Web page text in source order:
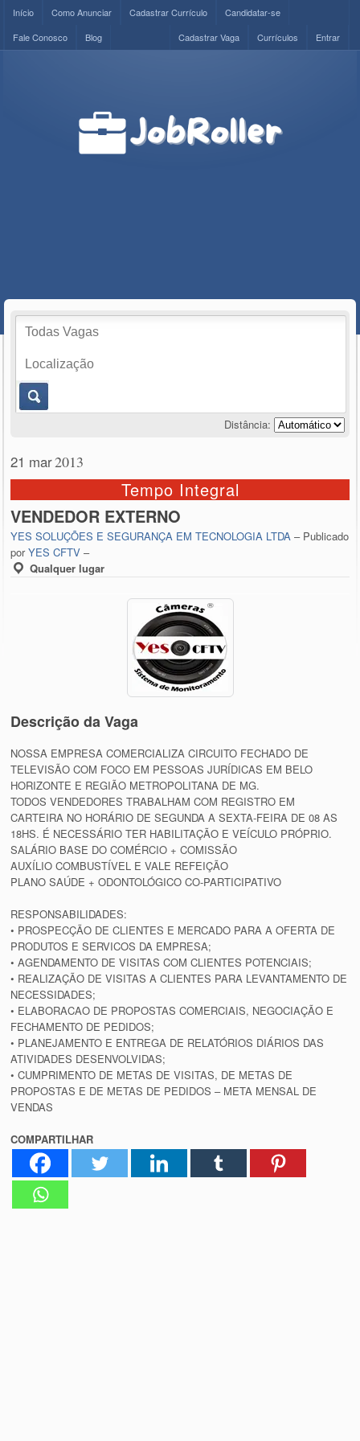
Início Como Anunciar Cadastrar Currículo
Candidatar-se
Fale Conosco
Blog Entrar
Currículos
Cadastrar Vaga
Distância:
21 mar2013
Tempo Integral
VENDEDOR EXTERNO
YES SOLUÇÕES E SEGURANÇA EM TECNOLOGIA LTDA – Publicado
porYES CFTV –
Qualquer lugar
Descrição da Vaga
NOSSA EMPRESA COMERCIALIZA CIRCUITO FECHADO DE
TELEVISÃO COM FOCO EM PESSOAS JURÍDICAS EM BELO
HORIZONTE E REGIÃO METROPOLITANA DE MG.
TODOS VENDEDORES TRABALHAM COM REGISTRO EM
CARTEIRA NO HORÁRIO DE SEGUNDA A SEXTA-FEIRA DE 08 AS
18HS. É NECESSÁRIO TER HABILITAÇÃO E VEÍCULO PRÓPRIO.
SALÁRIO BASE DO COMÉRCIO + COMISSÃO
AUXÍLIO COMBUSTÍVEL E VALE REFEIÇÃO
PLANO SAÚDE + ODONTOLÓGICO CO-PARTICIPATIVO
RESPONSABILIDADES:
• PROSPECÇÃO DE CLIENTES E MERCADO PARA A OFERTA DE
PRODUTOS E SERVICOS DA EMPRESA;
• AGENDAMENTO DE VISITAS COM CLIENTES POTENCIAIS;
• REALIZAÇÃO DE VISITAS A CLIENTES PARA LEVANTAMENTO DE
NECESSIDADES;
• ELABORACAO DE PROPOSTAS COMERCIAIS, NEGOCIAÇÃO E
FECHAMENTO DE PEDIDOS;
• PLANEJAMENTO E ENTREGA DE RELATÓRIOS DIÁRIOS DAS
ATIVIDADES DESENVOLVIDAS;
• CUMPRIMENTO DE METAS DE VISITAS, DE METAS DE
PROPOSTAS E DE METAS DE PEDIDOS – META MENSAL DE
VENDAS
COMPARTILHAR